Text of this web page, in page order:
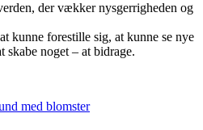
der vækker nysgerrigheden og
kunne forestille sig, at kunne se nye
skabe noget – at bidrage.